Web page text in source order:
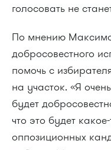
голосовать не
По мнению
добросовестного
помочь с
на участок. «Я
будет
что это будет
оппозиционных